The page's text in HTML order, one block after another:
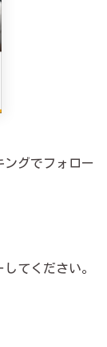
ングでフォロー
てください。